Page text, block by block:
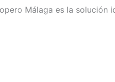
Málaga es la solución